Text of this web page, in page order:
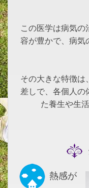
この医学は病気の
容が豊かで、病気
その大きな特徴は
差しで、各個人の
た養生や生
熱感が